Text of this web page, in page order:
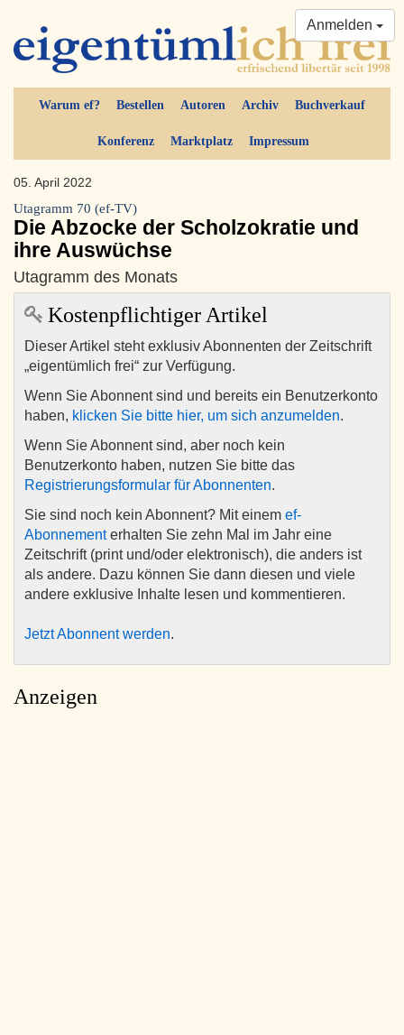
Warum ef? Bestellen Autoren Archiv Buchverkauf
Konferenz Marktplatz Impressum
Anmelden
05. April 2022
Utagramm 70 (ef-TV)
Die Abzocke der Scholzokratie und
ihre Auswüchse
Utagramm des Monats
Kostenpflichtiger Artikel
Dieser Artikel steht exklusiv Abonnenten der Zeitschrift
„eigentümlich frei“ zur Verfügung.
Wenn Sie Abonnent sind und bereits ein Benutzerkonto
haben, klicken Sie bitte hier, um sich anzumelden.
Wenn Sie Abonnent sind, aber noch kein
Benutzerkonto haben, nutzen Sie bitte das
Registrierungsformular für Abonnenten.
Sie sind noch kein Abonnent? Mit einem ef-
Abonnementerhalten Sie zehn Mal im Jahr eine
Zeitschrift (print und/oder elektronisch), die anders ist
als andere. Dazu können Sie dann diesen und viele
andere exklusive Inhalte lesen und kommentieren.
Jetzt Abonnent werden.
Anzeigen